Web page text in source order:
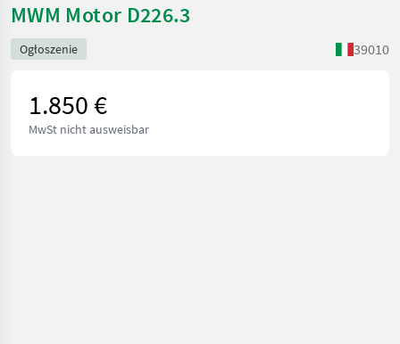
MWM Motor D226.3
Ogłoszenie 39010
1.850 €
MwSt nicht ausweisbar